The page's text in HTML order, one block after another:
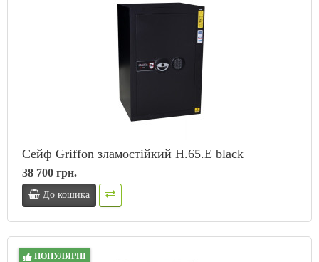
Сейф Griffon зламостійкий H.65.E black
38 700 грн.
До кошика
ПОПУЛЯРНІ